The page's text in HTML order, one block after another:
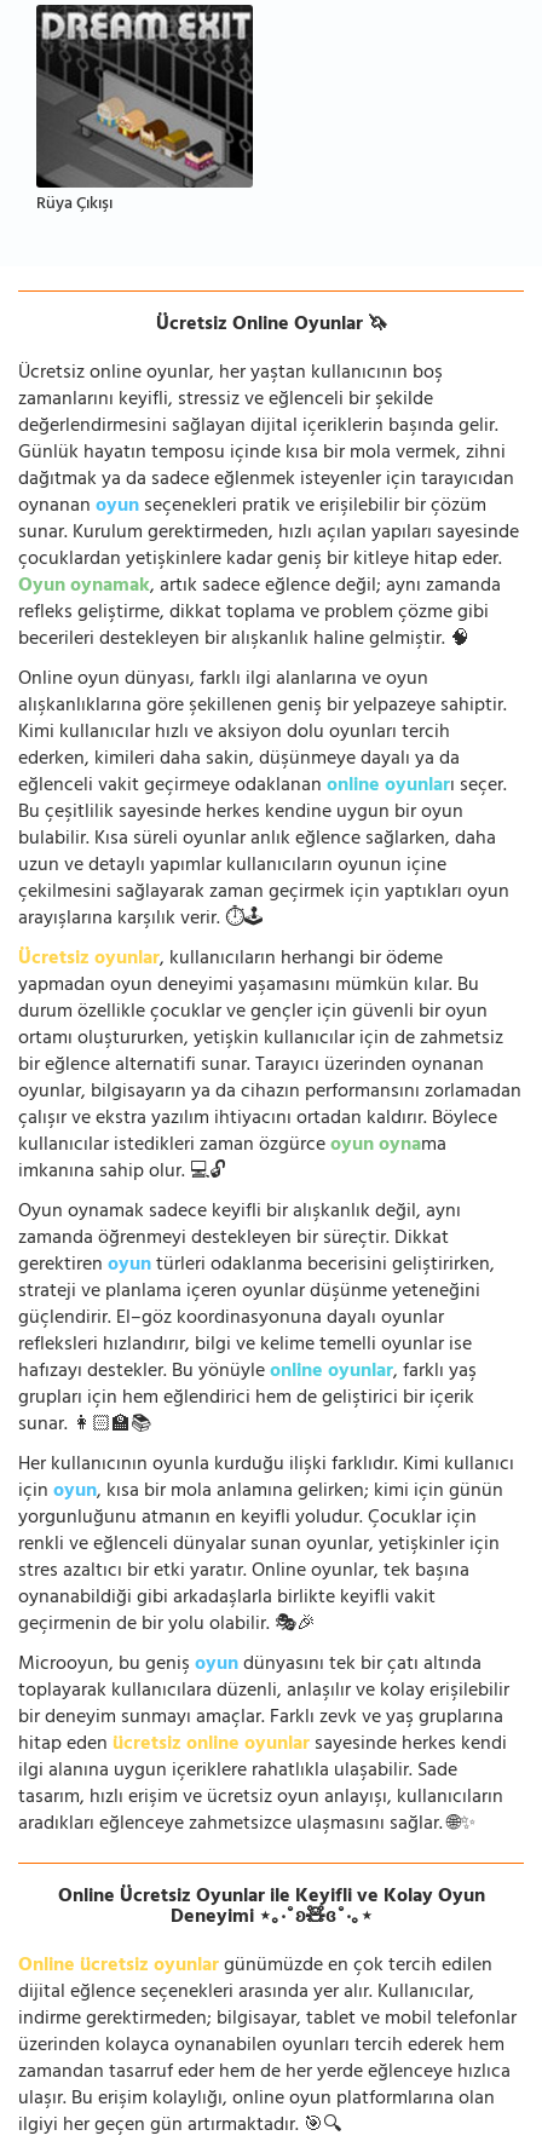
Rüya Çıkışı
Ücretsiz Online Oyunlar 🦄
Ücretsiz online oyunlar, her yaştan kullanıcının boş
zamanlarını keyifli, stressiz ve eğlenceli bir şekilde
değerlendirmesini sağlayan dijital içeriklerin başında gelir.
Günlük hayatın temposu içinde kısa bir mola vermek, zihni
dağıtmak ya da sadece eğlenmek isteyenler için tarayıcıdan
oynananoyunseçenekleri pratik ve erişilebilir bir çözüm
sunar. Kurulum gerektirmeden, hızlı açılan yapıları sayesinde
çocuklardan yetişkinlere kadar geniş bir kitleye hitap eder.
Oyun oynamak, artık sadece eğlence değil; aynı zamanda
refleks geliştirme, dikkat toplama ve problem çözme gibi
becerileri destekleyen bir alışkanlık haline gelmiştir. 🧠
Online oyun dünyası, farklı ilgi alanlarına ve oyun
alışkanlıklarına göre şekillenen geniş bir yelpazeye sahiptir.
Kimi kullanıcılar hızlı ve aksiyon dolu oyunları tercih
ederken, kimileri daha sakin, düşünmeye dayalı ya da
eğlenceli vakit geçirmeye odaklananonline oyunları seçer.
Bu çeşitlilik sayesinde herkes kendine uygun bir oyun
bulabilir. Kısa süreli oyunlar anlık eğlence sağlarken, daha
uzun ve detaylı yapımlar kullanıcıların oyunun içine
çekilmesini sağlayarak zaman geçirmek için yaptıkları oyun
arayışlarına karşılık verir. ⏱️🕹️
Ücretsiz oyunlar, kullanıcıların herhangi bir ödeme
yapmadan oyun deneyimi yaşamasını mümkün kılar. Bu
durum özellikle çocuklar ve gençler için güvenli bir oyun
ortamı oluştururken, yetişkin kullanıcılar için de zahmetsiz
bir eğlence alternatifi sunar. Tarayıcı üzerinden oynanan
oyunlar, bilgisayarın ya da cihazın performansını zorlamadan
çalışır ve ekstra yazılım ihtiyacını ortadan kaldırır. Böylece
kullanıcılar istedikleri zaman özgürceoyun oynama
imkanına sahip olur. 💻🔓
Oyun oynamak sadece keyifli bir alışkanlık değil, aynı
zamanda öğrenmeyi destekleyen bir süreçtir. Dikkat
gerektirenoyuntürleri odaklanma becerisini geliştirirken,
strateji ve planlama içeren oyunlar düşünme yeteneğini
güçlendirir. El–göz koordinasyonuna dayalı oyunlar
refleksleri hızlandırır, bilgi ve kelime temelli oyunlar ise
hafızayı destekler. Bu yönüyleonline oyunlar, farklı yaş
grupları için hem eğlendirici hem de geliştirici bir içerik
sunar. 👩🏻‍🏫📚
Her kullanıcının oyunla kurduğu ilişki farklıdır. Kimi kullanıcı
içinoyun, kısa bir mola anlamına gelirken; kimi için günün
yorgunluğunu atmanın en keyifli yoludur. Çocuklar için
renkli ve eğlenceli dünyalar sunan oyunlar, yetişkinler için
stres azaltıcı bir etki yaratır. Online oyunlar, tek başına
oynanabildiği gibi arkadaşlarla birlikte keyifli vakit
geçirmenin de bir yolu olabilir. 🎭🎉
Microoyun, bu genişoyundünyasını tek bir çatı altında
toplayarak kullanıcılara düzenli, anlaşılır ve kolay erişilebilir
bir deneyim sunmayı amaçlar. Farklı zevk ve yaş gruplarına
hitap eden ücretsiz online oyunlarsayesinde herkes kendi
ilgi alanına uygun içeriklere rahatlıkla ulaşabilir. Sade
tasarım, hızlı erişim ve ücretsiz oyun anlayışı, kullanıcıların
aradıkları eğlenceye zahmetsizce ulaşmasını sağlar. 🌐✨
Online Ücretsiz Oyunlar ile Keyifli ve Kolay Oyun
Deneyimi ⋆｡‧˚ʚ🧸ɞ˚‧｡⋆
Online ücretsiz oyunlargünümüzde en çok tercih edilen
dijital eğlence seçenekleri arasında yer alır. Kullanıcılar,
indirme gerektirmeden; bilgisayar, tablet ve mobil telefonlar
üzerinden kolayca oynanabilen oyunları tercih ederek hem
zamandan tasarruf eder hem de her yerde eğlenceye hızlıca
ulaşır. Bu erişim kolaylığı, online oyun platformlarına olan
ilgiyi her geçen gün artırmaktadır. 🎯🔍